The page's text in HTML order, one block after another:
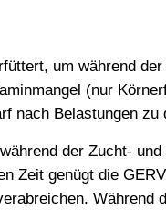
um während
(nur
nach Belastungen zu
der Zucht-
Zeit genügt die
Während